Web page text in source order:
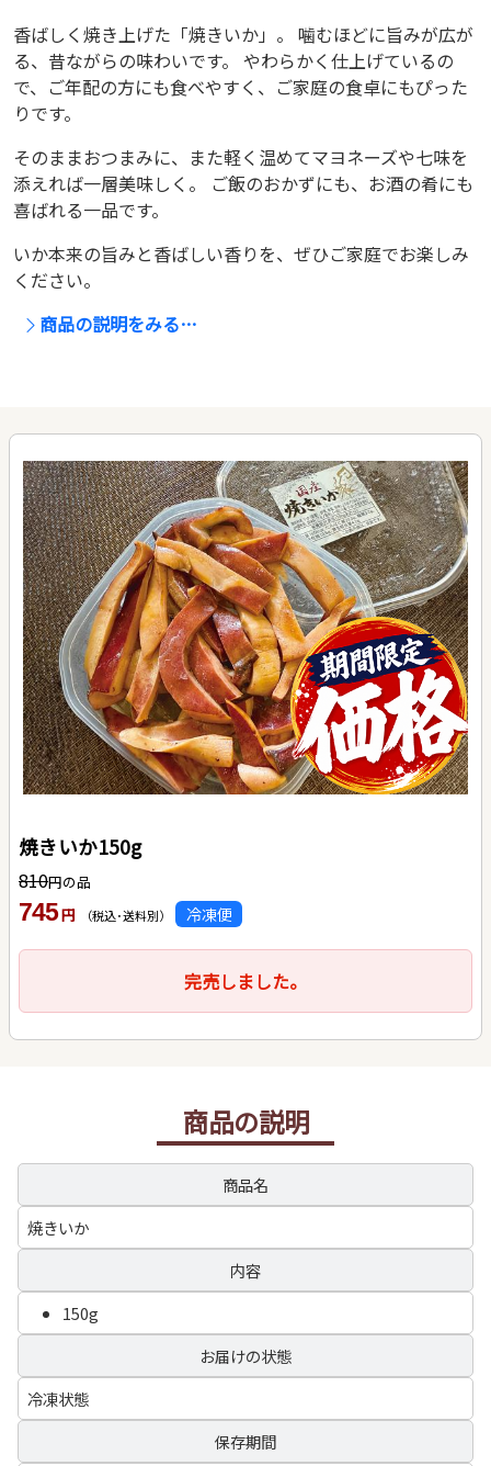
香ばしく焼き上げた「焼きいか」。 噛むほどに旨みが広が
る、昔ながらの味わいです。 やわらかく仕上げているの
で、ご年配の方にも食べやすく、ご家庭の食卓にもぴった
りです。
そのままおつまみに、また軽く温めてマヨネーズや七味を
添えれば一層美味しく。 ご飯のおかずにも、お酒の肴にも
喜ばれる一品です。
いか本来の旨みと香ばしい香りを、ぜひご家庭でお楽しみ
ください。
商品の説明をみる…
焼きいか150g
810円の品
745 円 （税込･送料別） 冷凍便
完売しました。
商品の説明
商品名
焼きいか
内容
150g
お届けの状態
冷凍状態
保存期間